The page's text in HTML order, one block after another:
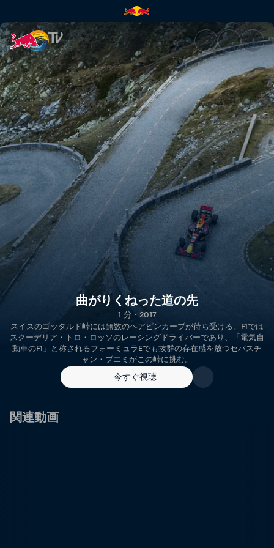
曲がりくねった道の先 | Red
曲がりくねった道の先
1 分 · 2017
スイスのゴッタルド峠には無数のヘアピンカーブが待ち受ける。F1では
スクーデリア・トロ・ロッソのレーシングドライバーであり、「電気自
動車のF1」と称されるフォーミュラEでも抜群の存在感を放つセバスチ
ャン・ブエミがこの峠に挑む。
今すぐ視聴
関連動画